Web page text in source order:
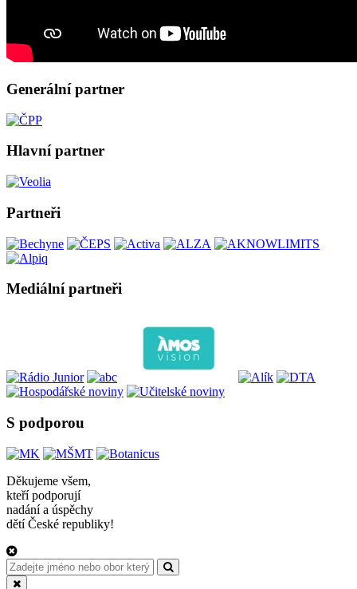
Generální partner
Hlavní partner
Partneři
Mediální partneři
S podporou
Děkujeme všem,
kteří podporují
nadání a úspěchy
dětí České republiky!